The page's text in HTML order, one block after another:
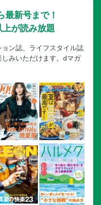
最新号まで！
が読み放題
ン誌、ライフスタイル誌
みいただけます。dマガ